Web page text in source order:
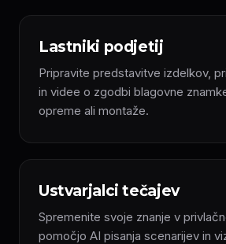
Lastniki podjetij
Pripravite predstavitve izdelkov,
in videe o zgodbi blagovne
opreme ali montaže.
Ustvarjalci tečajev
Spremenite svoje znanje v
pomočjo AI pisanja scenarijev in